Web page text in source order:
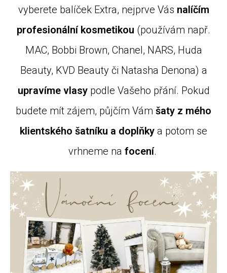
vyberete balíček Extra, nejprve Vás nalíčím
profesionální kosmetikou (používám např.
MAC, Bobbi Brown, Chanel, NARS, Huda
Beauty, KVD Beauty či Natasha Denona) a
upravíme vlasypodle Vašeho přání. Pokud
budete mít zájem, půjčím Vám šaty z mého
klientského šatníku a doplňky a potom se
vrhneme na focení.